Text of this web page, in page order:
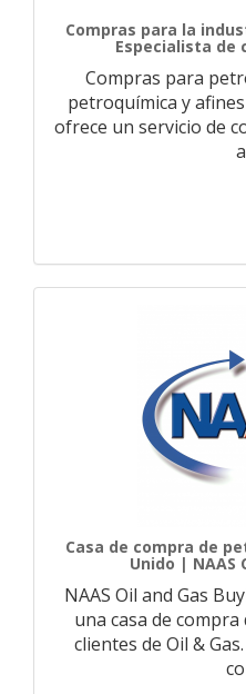
Compras para la
Especialista de
Compras para
petroquímica y
ofrece un servicio de
a
Casa de compra de
Unido | NAAS
NAAS Oil and Gas
una casa de
clientes de Oil &